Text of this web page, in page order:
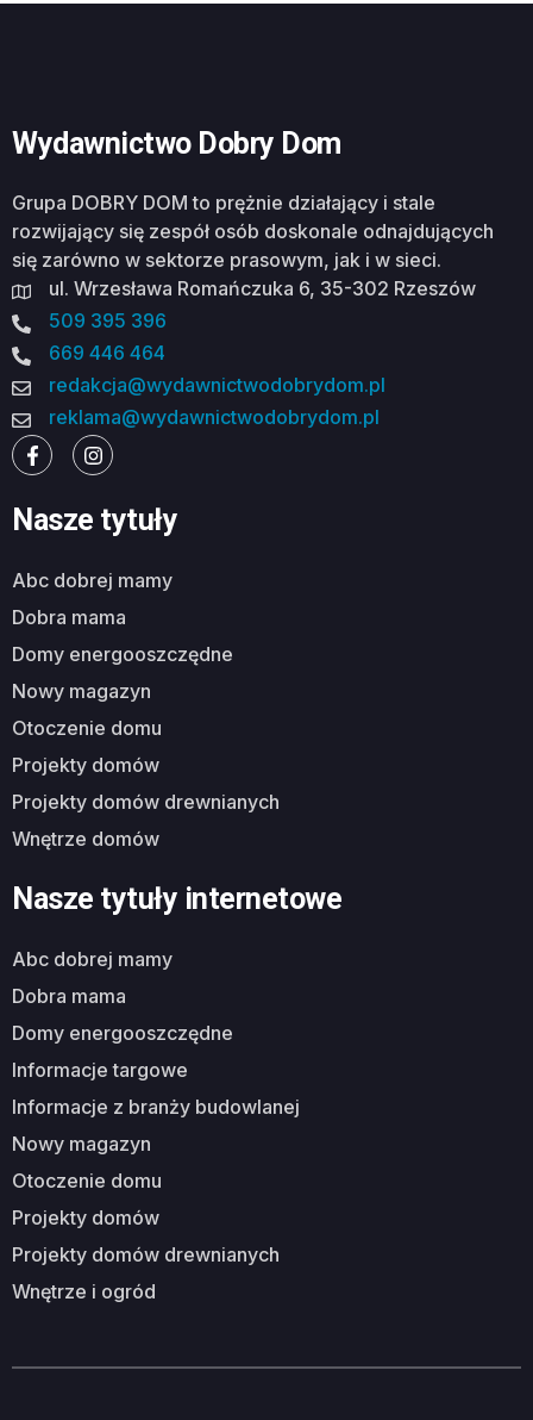
Wydawnictwo Dobry Dom
Grupa DOBRY DOM to prężnie działający i stale
rozwijający się zespół osób doskonale odnajdujących
się zarówno w sektorze prasowym, jak i w sieci.
ul. Wrzesława Romańczuka 6, 35-302 Rzeszów
509 395 396
669 446 464
redakcja@wydawnictwodobrydom.pl
reklama@wydawnictwodobrydom.pl
Nasze tytuły
abc dobrej mamy
dobra mama
domy energooszczędne
nowy magazyn
otoczenie domu
projekty domów
projekty domów drewnianych
wnętrze domów
Nasze tytuły internetowe
abc dobrej mamy
dobra mama
domy energooszczędne
informacje targowe
informacje z branży budowlanej
nowy magazyn
otoczenie domu
projekty domów
projekty domów drewnianych
wnętrze i ogród